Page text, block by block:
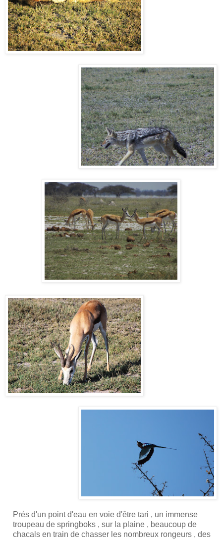
Prés d'un point d'eau en voie d'être tari , un immense
troupeau de springboks , sur la plaine , beaucoup de
chacals en train de chasser les nombreux rongeurs , des